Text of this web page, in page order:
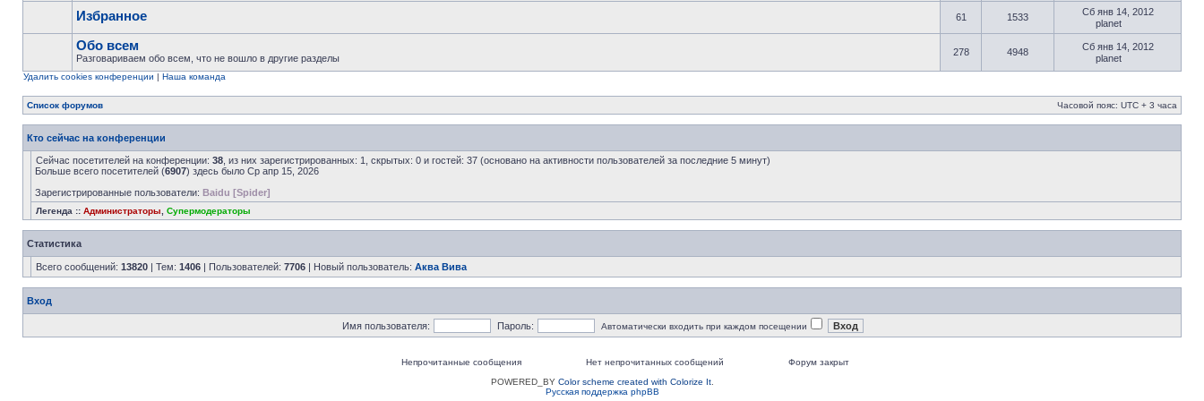
Избранное 61 1533
Сб янв 14, 2012
planet
Обо всем
Разговариваем обо всем, что не вошло в другие разделы
278 4948
Сб янв 14, 2012
planet
Удалить cookies конференции | Наша команда
Список форумов Часовой пояс: UTC + 3 часа
Кто сейчас на конференции
Сейчас посетителей на конференции: 38 , из них зарегистрированных: 1, скрытых: 0 и гостей: 37 (основано на активности пользователей за последние 5 минут)
Больше всего посетителей (6907) здесь было Ср апр 15, 2026
Зарегистрированные пользователи: Baidu [Spider]
Легенда :: Администраторы Супермодераторы
Статистика
Всего сообщений: 13820 | Тем: 1406 | Пользователей: 7706 | Новый пользователь: Аква Вива
Вход
Имя пользователя: Пароль: Автоматически входить при каждом посещении
Непрочитанные сообщения Нет непрочитанных сообщений
Форум закрыт
POWERED_BY Color scheme created with Colorize It.
Русская поддержка phpBB